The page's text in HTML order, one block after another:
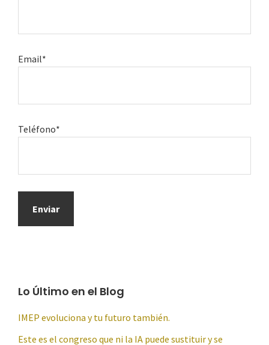
Email*
Teléfono*
Lo Último en el Blog
IMEP evoluciona y tu futuro también.
Este es el congreso que ni la IA puede sustituir y se